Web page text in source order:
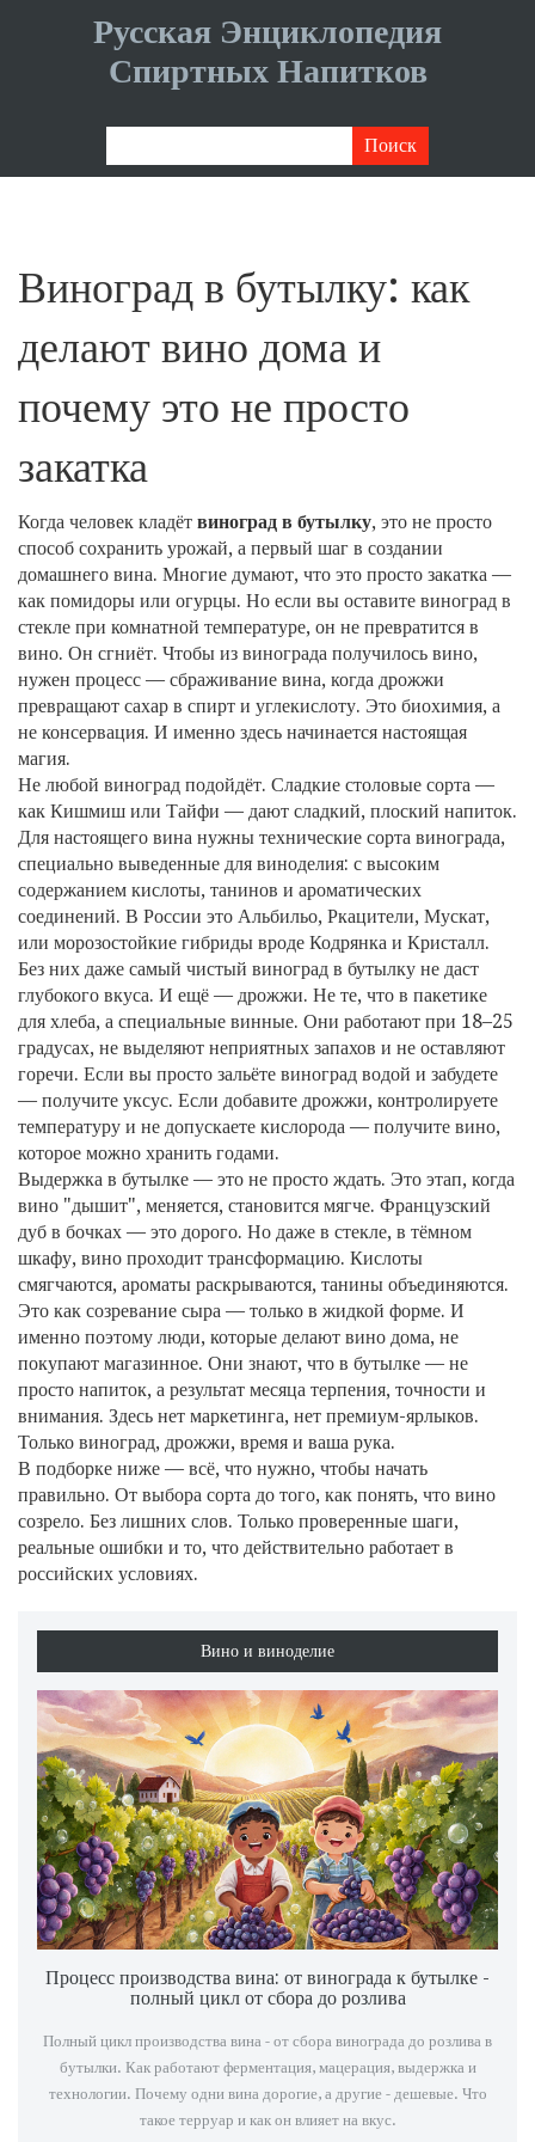
Русская Энциклопедия
Спиртных Напитков
Виноград в бутылку: как
делают вино дома и
почему это не просто
закатка
Когда человек кладёт виноград в бутылку, это не просто
способ сохранить урожай, а первый шаг в создании
домашнего вина. Многие думают, что это просто закатка —
как помидоры или огурцы. Но если вы оставите виноград в
стекле при комнатной температуре, он не превратится в
вино. Он сгниёт. Чтобы из винограда получилось вино,
нужен процесс — сбраживание вина, когда дрожжи
превращают сахар в спирт и углекислоту. Это биохимия, а
не консервация. И именно здесь начинается настоящая
магия.
Не любой виноград подойдёт. Сладкие столовые сорта —
как Кишмиш или Тайфи — дают сладкий, плоский напиток.
Для настоящего вина нужны технические сорта винограда,
специально выведенные для виноделия: с высоким
содержанием кислоты, танинов и ароматических
соединений. В России это Альбильо, Ркацители, Мускат,
или морозостойкие гибриды вроде Кодрянка и Кристалл.
Без них даже самый чистый виноград в бутылку не даст
глубокого вкуса. И ещё — дрожжи. Не те, что в пакетике
для хлеба, а специальные винные. Они работают при 18–25
градусах, не выделяют неприятных запахов и не оставляют
горечи. Если вы просто зальёте виноград водой и забудете
— получите уксус. Если добавите дрожжи, контролируете
температуру и не допускаете кислорода — получите вино,
которое можно хранить годами.
Выдержка в бутылке — это не просто ждать. Это этап, когда
вино "дышит", меняется, становится мягче. Французский
дуб в бочках — это дорого. Но даже в стекле, в тёмном
шкафу, вино проходит трансформацию. Кислоты
смягчаются, ароматы раскрываются, танины объединяются.
Это как созревание сыра — только в жидкой форме. И
именно поэтому люди, которые делают вино дома, не
покупают магазинное. Они знают, что в бутылке — не
просто напиток, а результат месяца терпения, точности и
внимания. Здесь нет маркетинга, нет премиум-ярлыков.
Только виноград, дрожжи, время и ваша рука.
В подборке ниже — всё, что нужно, чтобы начать
правильно. От выбора сорта до того, как понять, что вино
созрело. Без лишних слов. Только проверенные шаги,
реальные ошибки и то, что действительно работает в
российских условиях.
Вино и виноделие
Процесс производства вина: от винограда к бутылке -
полный цикл от сбора до розлива
Полный цикл производства вина - от сбора винограда до розлива в
бутылки. Как работают ферментация, мацерация, выдержка и
технологии. Почему одни вина дорогие, а другие - дешевые. Что
такое терруар и как он влияет на вкус.